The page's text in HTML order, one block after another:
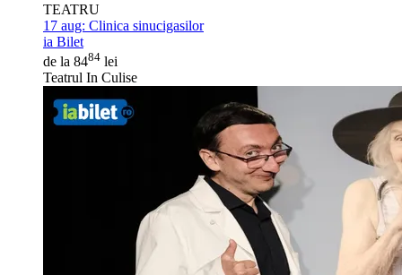
TEATRU
17 aug: Clinica sinucigasilor
ia Bilet
de la 8484 lei
Teatrul In Culise